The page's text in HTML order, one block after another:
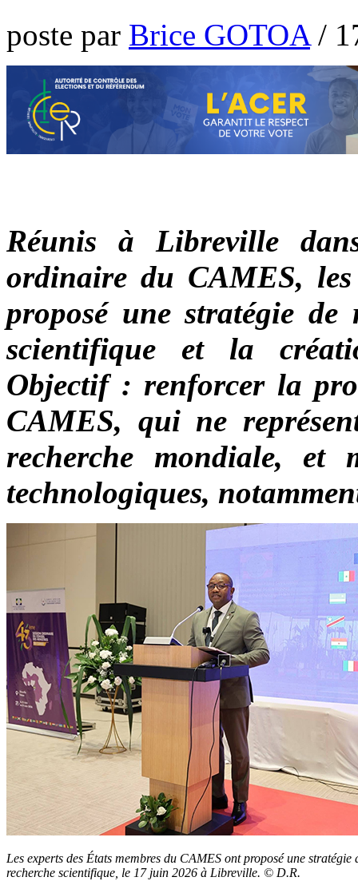
poste par Brice GOTOA/
Réunis à Libreville
ordinaire du CAMES, les
proposé une stratégie de
scientifique et la
Objectif : renforcer la
CAMES, qui ne
recherche mondiale, et
technologiques,
Les experts des États membres du CAMES ont proposé une
recherche scientifique, le 17 juin 2026 à Libreville. © D.R.